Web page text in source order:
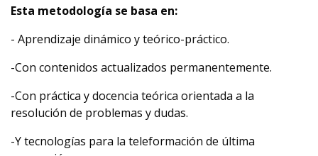
Esta metodología se basa en:
- Aprendizaje dinámico y teórico-práctico.
-Con contenidos actualizados permanentemente.
-Con práctica y docencia teórica orientada a la
resolución de problemas y dudas.
-Y tecnologías para la teleformación de última